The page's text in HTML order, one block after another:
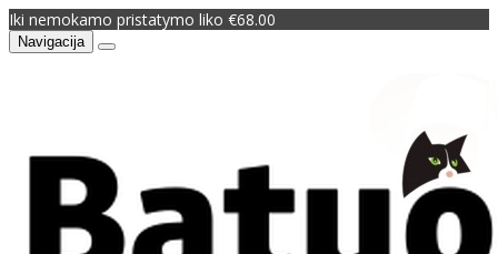
Iki nemokamo pristatymo liko €68.00
Navigacija